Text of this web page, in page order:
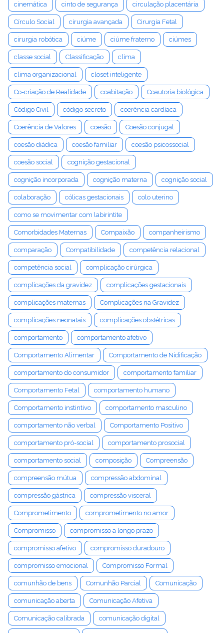
cinemática cinto de segurança circulação placentária
Círculo Social cirurgia avançada Cirurgia Fetal
cirurgia robótica ciúme ciúme fraterno ciúmes
classe social Classificação clima
clima organizacional closet inteligente
Co-criação de Realidade coabitação Coautoria biológica
Código Civil código secreto coerência cardíaca
Coerência de Valores coesão Coesão conjugal
coesão diádica coesão familiar coesão psicossocial
coesão social cognição gestacional
cognição incorporada cognição materna cognição social
colaboração cólicas gestacionais colo uterino
como se movimentar com labirintite
Comorbidades Maternas Compaixão companheirismo
comparação Compatibilidade competência relacional
competência social complicação cirúrgica
complicações da gravidez complicações gestacionais
complicações maternas Complicações na Gravidez
complicações neonatais complicações obstétricas
comportamento comportamento afetivo
Comportamento Alimentar Comportamento de Nidificação
comportamento do consumidor comportamento familiar
Comportamento Fetal comportamento humano
Comportamento instintivo comportamento masculino
comportamento não verbal Comportamento Positivo
comportamento pró-social comportamento prosocial
comportamento social composição Compreensão
compreensão mútua compressão abdominal
compressão gástrica compressão visceral
Comprometimento comprometimento no amor
Compromisso compromisso a longo prazo
compromisso afetivo compromisso duradouro
compromisso emocional Compromisso Formal
comunhão de bens Comunhão Parcial Comunicação
comunicação aberta Comunicação Afetiva
Comunicação calibrada comunicação digital